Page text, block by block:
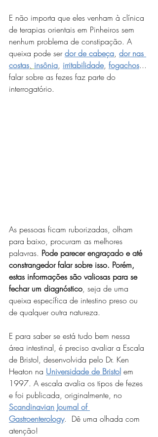
E não importa que eles venham à clínica
de terapias orientais em Pinheiros sem
nenhum problema de constipação. A
queixa pode ser dor de cabeça, dor nas
costas, insônia, irritabilidade, fogachos...
falar sobre as fezes faz parte do
interrogatório.
As pessoas ficam ruborizadas, olham
para baixo, procuram as melhores
palavras. Pode parecer engraçado e até
constrangedor falar sobre isso. Porém,
estas informações são valiosas para se
fechar um diagnóstico, seja de uma
queixa específica de intestino preso ou
de qualquer outra natureza.
E para saber se está tudo bem nessa
área intestinal, é preciso avaliar a Escala
de Bristol, desenvolvida pelo Dr. Ken
Heaton na Universidade de Bristol em
1997. A escala avalia os tipos de fezes
e foi publicada, originalmente, no
Scandinavian Journal of
Gastroenterology. Dê uma olhada com
atenção!